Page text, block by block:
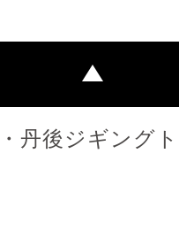
丹後ジギング